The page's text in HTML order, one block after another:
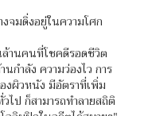
จมดิ่งอยู่ในความโศก
านคนที่โชคดีรอดชีวิต
กำลัง ความว่องไว การ
ผิวหนัง มีอัตราที่เพิ่ม
ไป ก็สามารถทำลายสถิติ